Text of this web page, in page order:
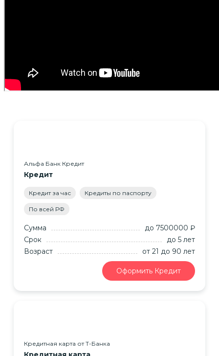
Альфа Банк Кредит
Кредит
Кредит за час Кредиты по паспорту
По всей РФ
Сумма
до 7500000 ₽
Срок
до 5 лет
Возраст
от 21 до 90 лет
Оформить Кредит
Кредитная карта от Т-Банка